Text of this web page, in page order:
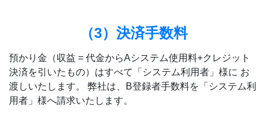
（3）決済手数料
預かり金（収益 = 代金からAシステム使用料+クレジット
決済を引いたもの）はすべて「システム利用者」様に お
渡しいたします。 弊社は、B登録者手数料を「システム利
用者」様へ請求いたします。